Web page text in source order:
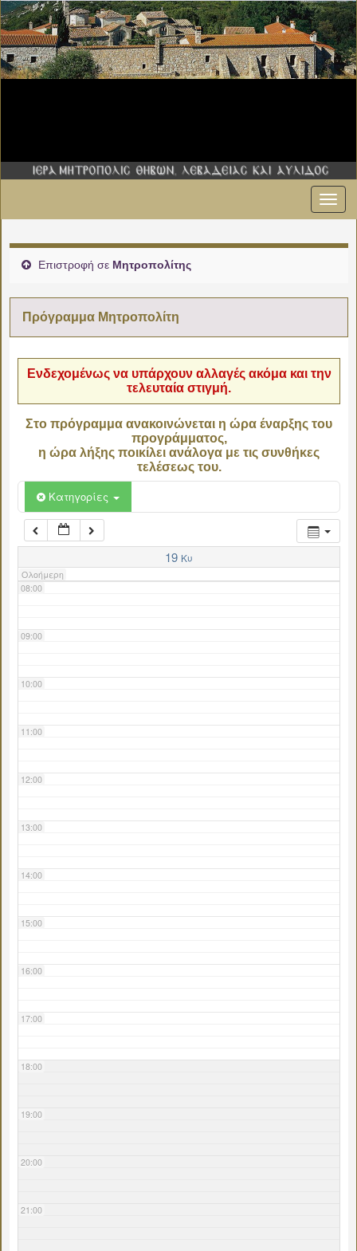
Επιστροφή σε Μητροπολίτης
Πρόγραμμα Μητροπολίτη
Ενδεχομένως να υπάρχουν αλλαγές ακόμα και την
τελευταία στιγμή.
Στο πρόγραμμα ανακοινώνεται η ώρα έναρξης του
προγράμματος,
η ώρα λήξης ποικίλει ανάλογα με τις συνθήκες
τελέσεως του.
Κατηγορίες
19 Κυ
Ολοήμερη
02:00
06:00
07:00
08:00
09:00
10:00
11:00
12:00
13:00
14:00
15:00
16:00
17:00
18:00
19:00
20:00
21:00